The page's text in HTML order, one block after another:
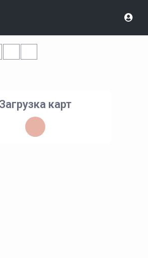
Загрузка карт